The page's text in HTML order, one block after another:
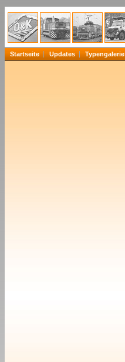
Startseite Updates Typengalerie